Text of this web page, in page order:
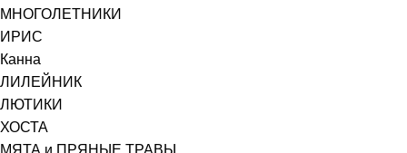
МНОГОЛЕТНИКИ
ИРИС
Канна
ЛИЛЕЙНИК
ЛЮТИКИ
ХОСТА
МЯТА и ПРЯНЫЕ ТРАВЫ